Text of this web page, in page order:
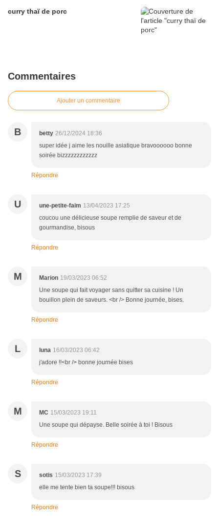
curry thaï de porc
Commentaires
Ajouter un commentaire
B betty 26/12/2024 18:36
super idée j aime les nouille asiatique bravoooooo bonne
soirée bizzzzzzzzzzzz
Répondre
U une-petite-faim 13/04/2023 17:25
coucou une délicieuse soupe remplie de saveur et de
gourmandise, bisous
Répondre
M Marion 19/03/2023 06:52
Une soupe qui fait voyager sans quitter sa cuisine ! Un
bouillon plein de saveurs. <br /> Bonne journée, bises.
Répondre
L luna 16/03/2023 06:42
j'adore !!<br /> bonne journée bises
Répondre
M MC 15/03/2023 19:11
Une soupe qui dépayse. Belle soirée à toi ! Bisous
Répondre
S sotis 15/03/2023 17:39
elle me tente bien ta soupe!!! bisous
Répondre